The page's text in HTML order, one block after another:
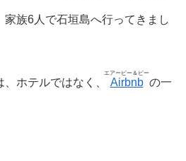
家族6人で石垣島へ行ってきまし
ホテルではなく、 Airbnb
エアービー＆ビー
の一